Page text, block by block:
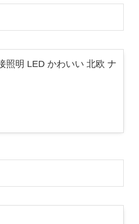
照明 LED かわいい 北欧 ナ